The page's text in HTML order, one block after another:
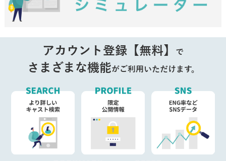
アカウント登録【無料】 で
さまざまな機能がご利用いただけます。